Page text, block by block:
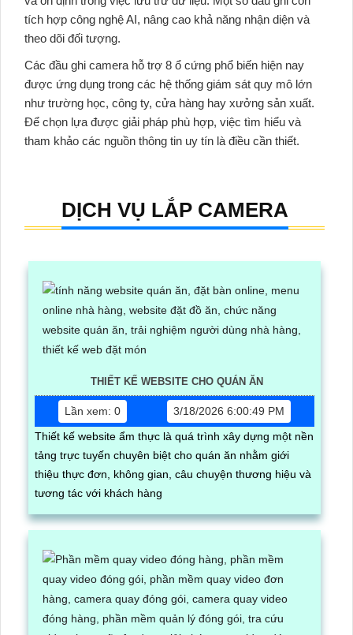
tích hợp công nghệ AI, nâng cao khả năng nhận diện và
theo dõi đối tượng.
Các đầu ghi camera hỗ trợ 8 ổ cứng phổ biến hiện nay
được ứng dụng trong các hệ thống giám sát quy mô lớn
như trường học, công ty, cửa hàng hay xưởng sản xuất.
Để chọn lựa được giải pháp phù hợp, việc tìm hiểu và
tham khảo các nguồn thông tin uy tín là điều cần thiết.
DỊCH VỤ LẮP CAMERA
THIẾT KẾ WEBSITE CHO QUÁN ĂN
Lần xem: 0
3/18/2026 6:00:49 PM
Thiết kế website ẩm thực là quá trình xây dựng một nền
tảng trực tuyến chuyên biệt cho quán ăn nhằm giới
thiệu thực đơn, không gian, câu chuyện thương hiệu và
tương tác với khách hàng